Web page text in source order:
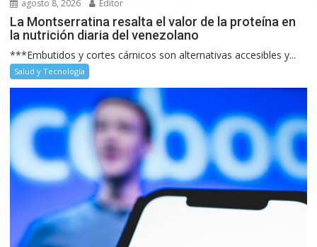
agosto 8, 2026 Editor
La Montserratina resalta el valor de la proteína en
la nutrición diaria del venezolano
***Embutidos y cortes cárnicos son alternativas accesibles y...
Salud y Tecnología